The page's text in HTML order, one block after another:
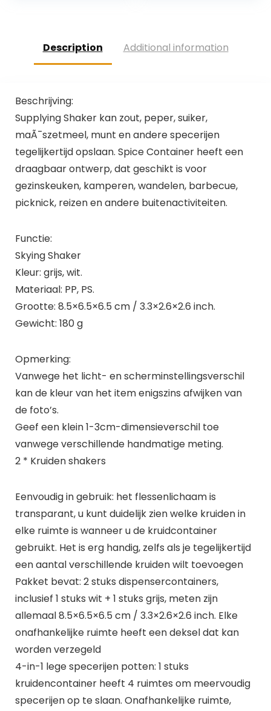
Description Additional information
Beschrijving:
Supplying Shaker kan zout, peper, suiker,
maÃ¯szetmeel, munt en andere specerijen
tegelijkertijd opslaan. Spice Container heeft een
draagbaar ontwerp, dat geschikt is voor
gezinskeuken, kamperen, wandelen, barbecue,
picknick, reizen en andere buitenactiviteiten.
Functie:
Skying Shaker
Kleur: grijs, wit.
Materiaal: PP, PS.
Grootte: 8.5×6.5×6.5 cm / 3.3×2.6×2.6 inch.
Gewicht: 180 g
Opmerking:
Vanwege het licht- en scherminstellingsverschil
kan de kleur van het item enigszins afwijken van
de foto’s.
Geef een klein 1-3cm-dimensieverschil toe
vanwege verschillende handmatige meting.
2 * Kruiden shakers
Eenvoudig in gebruik: het flessenlichaam is
transparant, u kunt duidelijk zien welke kruiden in
elke ruimte is wanneer u de kruidcontainer
gebruikt. Het is erg handig, zelfs als je tegelijkertijd
een aantal verschillende kruiden wilt toevoegen
Pakket bevat: 2 stuks dispensercontainers,
inclusief 1 stuks wit + 1 stuks grijs, meten zijn
allemaal 8.5×6.5×6.5 cm / 3.3×2.6×2.6 inch. Elke
onafhankelijke ruimte heeft een deksel dat kan
worden verzegeld
4-in-1 lege specerijen potten: 1 stuks
kruidencontainer heeft 4 ruimtes om meervoudig
specerijen op te slaan. Onafhankelijke ruimte,